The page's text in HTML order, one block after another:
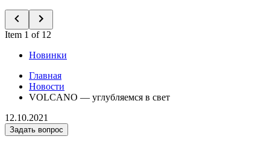
Item 1 of 12
Новинки
Главная
Новости
VOLCANO — углубляемся в свет
12.10.2021
Задать вопрос